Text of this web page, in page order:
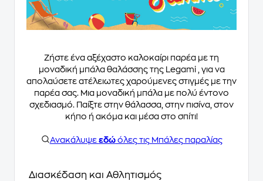
Ζήστε ένα αξέχαστο καλοκαίρι παρέα με τη
μοναδική μπάλα θαλάσσης της Legami , για να
απολαύσετε ατέλειωτες χαρούμενες στιγμές με την
παρέα σας. Μια μοναδική μπάλα με πολύ έντονο
σχεδιασμό. Παίξτε στην θάλασσα, στην πισίνα, στον
κήπο ή ακόμα και μέσα στο σπίτι!
Ανακάλυψε εδώόλες τις Μπάλες παραλίας
Διασκέδαση και Αθλητισμός